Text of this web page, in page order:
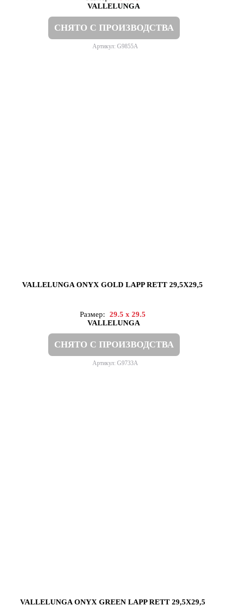
VALLELUNGA
СНЯТО С ПРОИЗВОДСТВА
Артикул: G9855A
VALLELUNGA ONYX GOLD LAPP RETT 29,5X29,5
Размер:
29.5 x 29.5
VALLELUNGA
СНЯТО С ПРОИЗВОДСТВА
Артикул: G9733A
VALLELUNGA ONYX GREEN LAPP RETT 29,5X29,5